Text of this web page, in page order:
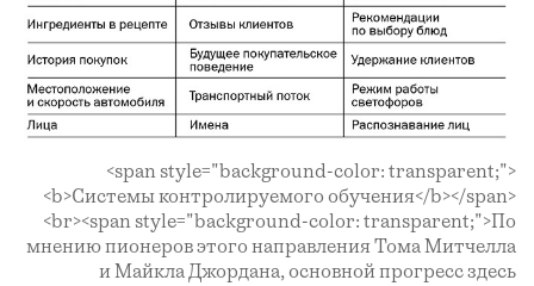
<span style="background-color: transparent;">
<b>Системы контролируемого обучения</b></span>
<br><span style="background-color: transparent;">По
мнению пионеров этого направления Тома Митчелла
и Майкла Джордана, основной прогресс здесь